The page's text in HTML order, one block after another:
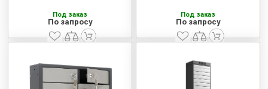
Под заказ
По запросу
Под заказ
По запросу